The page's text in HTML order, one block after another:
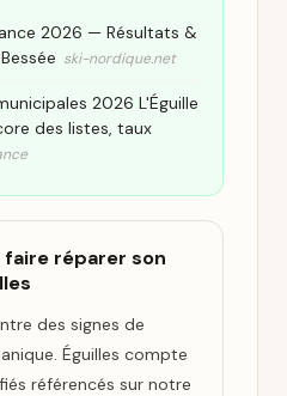
2026 — Résultats &
ski-nordique.net
2026 L'Éguille
des listes, taux
réparer son
des signes de
Éguilles compte
référencés sur notre